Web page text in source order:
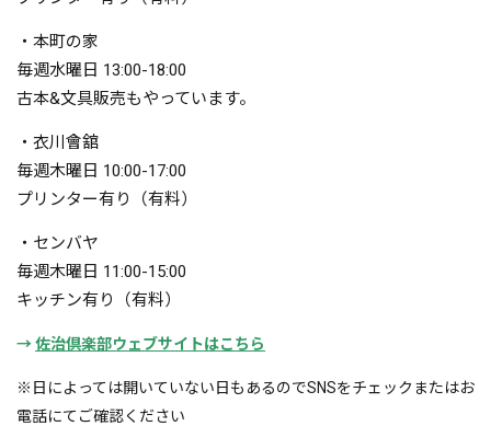
・本町の家
毎週水曜日 13:00-18:00
古本&文具販売もやっています。
・衣川會舘
毎週木曜日 10:00-17:00
プリンター有り（有料）
・センバヤ
毎週木曜日 11:00-15:00
キッチン有り（有料）
→佐治倶楽部ウェブサイトはこちら
※日によっては開いていない日もあるのでSNSをチェックまたはお
電話にてご確認ください